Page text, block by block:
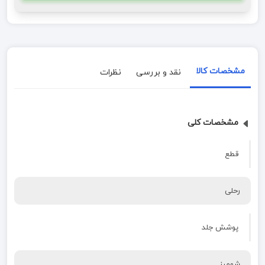
مشخصات کالا نقد و بررسی نظرات
مشخصات کلی
قطع
رحلی
پوشش جلد